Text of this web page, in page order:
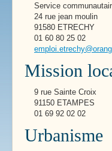
Service
24 rue jean moulin
91580 ETRECHY
01 60 80 25 02
Mission
9 rue Sainte Croix
91150 ETAMPES
01 69 92 02 02
Urbanisme